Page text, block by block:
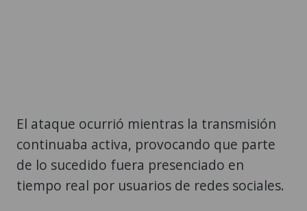
El ataque ocurrió mientras la transmisión
continuaba activa, provocando que parte
de lo sucedido fuera presenciado en
tiempo real por usuarios de redes sociales.